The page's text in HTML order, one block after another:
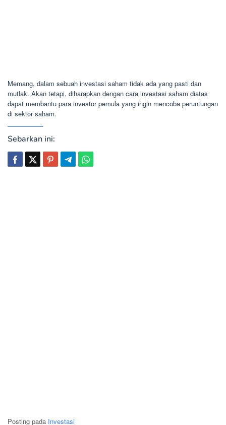
Memang, dalam sebuah investasi saham tidak ada yang pasti dan
mutlak. Akan tetapi, diharapkan dengan cara investasi saham diatas
dapat membantu para investor pemula yang ingin mencoba peruntungan
di sektor saham.
Sebarkan ini:
Posting pada Investasi